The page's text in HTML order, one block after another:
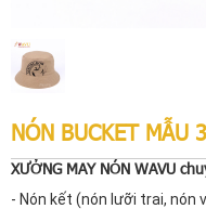
NÓN BUCKET MẪU
XƯỞNG MAY NÓN WAVU
- Nón kết (nón lưỡi trai, nón